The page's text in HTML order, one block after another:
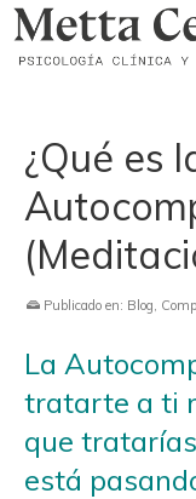
¿Qué es
Publicado en: Blog,
La
tratarte a ti
que
está